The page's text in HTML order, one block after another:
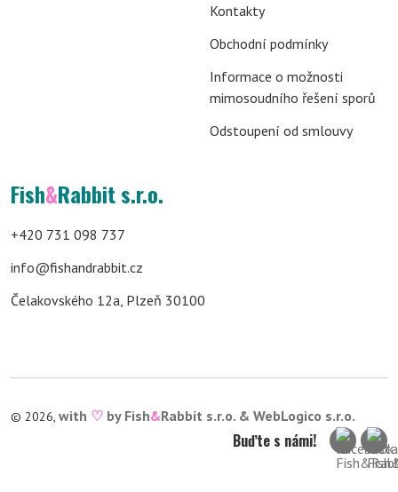
Kontakty
Obchodní podmínky
Informace o možnosti
mimosoudního řešení sporů
Odstoupení od smlouvy
Fish&Rabbit s.r.o.
+420 731 098 737
info@fishandrabbit.cz
Čelakovského 12a, Plzeň 30100
© 2026, with ♡ by Fish&Rabbit s.r.o. & WebLogico s.r.o.
Buďte s námi!